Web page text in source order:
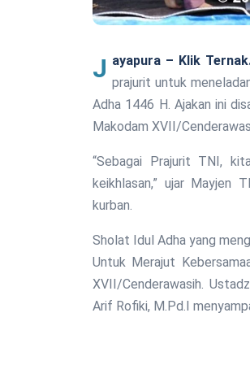
Jayapura – Klik
prajurit untuk
Adha 1446 H. Ajakan ini
Makodam XVII/
“Sebagai Prajurit TNI,
keikhlasan,” ujar Mayjen
kurban.
Sholat Idul Adha yang
Untuk Merajut
XVII/Cenderawasih.
Arif Rofiki, M.Pd.I